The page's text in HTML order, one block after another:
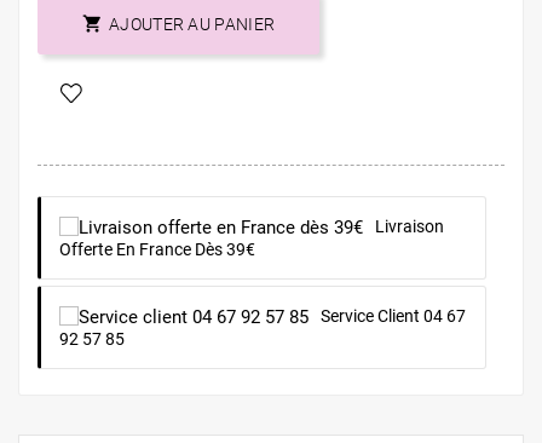
 AJOUTER AU PANIER
Livraison
Offerte En France Dès 39€
Service Client 04 67
92 57 85